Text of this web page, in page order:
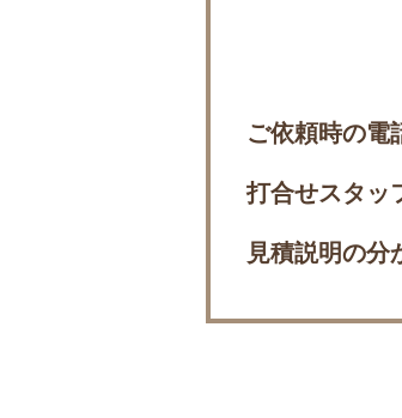
ご依頼時の電
打合せスタッ
見積説明の分